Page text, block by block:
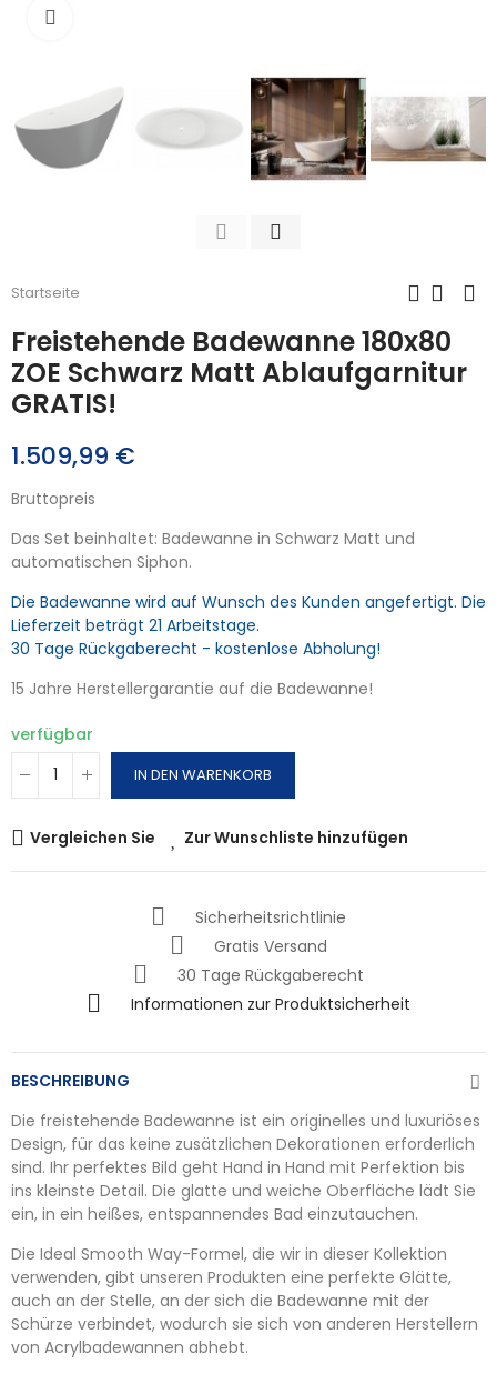
Startseite
Freistehende Badewanne 180x80
ZOE Schwarz Matt Ablaufgarnitur
GRATIS!
1.509,99 €
Bruttopreis
Das Set beinhaltet: Badewanne in Schwarz Matt und
automatischen Siphon.
Die Badewanne wird auf Wunsch des Kunden angefertigt. Die
Lieferzeit beträgt 21 Arbeitstage.
30 Tage Rückgaberecht - kostenlose Abholung!
15 Jahre Herstellergarantie auf die Badewanne!
verfügbar
IN DEN WARENKORB
Vergleichen Sie Zur Wunschliste hinzufügen
Sicherheitsrichtlinie
Gratis Versand
30 Tage Rückgaberecht
Informationen zur Produktsicherheit
BESCHREIBUNG
Die freistehende Badewanne ist ein originelles und luxuriöses
Design, für das keine zusätzlichen Dekorationen erforderlich
sind. Ihr perfektes Bild geht Hand in Hand mit Perfektion bis
ins kleinste Detail. Die glatte und weiche Oberfläche lädt Sie
ein, in ein heißes, entspannendes Bad einzutauchen.
Die Ideal Smooth Way-Formel, die wir in dieser Kollektion
verwenden, gibt unseren Produkten eine perfekte Glätte,
auch an der Stelle, an der sich die Badewanne mit der
Schürze verbindet, wodurch sie sich von anderen Herstellern
von Acrylbadewannen abhebt.